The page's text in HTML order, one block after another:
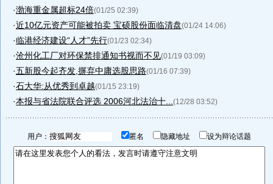
·渤海重金属超标24倍(01/25 02:39)
·近10亿元资产可能被拍卖 宝硕股份面临清盘(01/24 14:06)
·临港经济建设“人才”先行(01/23 02:34)
·沧州化工厂对环保禁排通知书视而不见(01/19 03:09)
·五新股今起齐发,摒弃中庸选股思路(01/16 07:39)
·石大华:从优秀到卓越(01/15 23:19)
·本报与省法院联合评选 2006河北法治十... (12/28 03:52)
用户： 匿名 隐藏地址 设为辩论话题